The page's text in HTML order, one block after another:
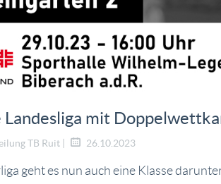
Landesliga mit
TB Ruit | 26.10.2023
geht es nun auch eine Klasse